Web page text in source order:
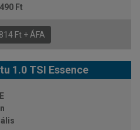
Ft
Ft + ÁFA
1.0 TSI Essence